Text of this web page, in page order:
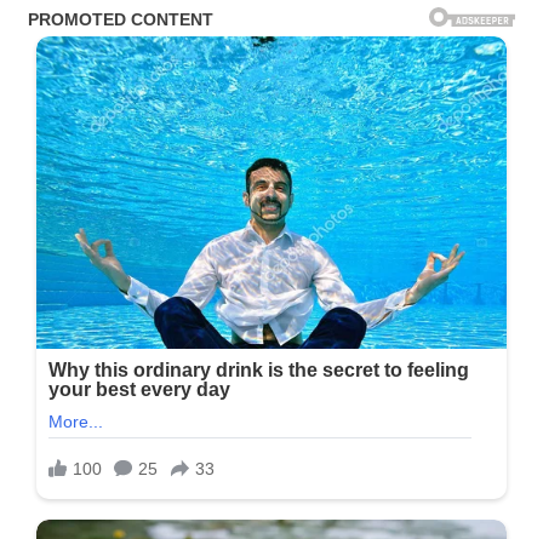
કોહલીએ
પોતાની
નિવૃત્તિને
લઈને
કર્યો
મોટો
ખુલાસો,
કહ્યું-
મારુ
થઈ
જશે
હું
જતો